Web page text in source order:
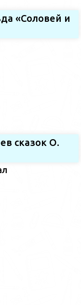
«Соловей и
сказок О.